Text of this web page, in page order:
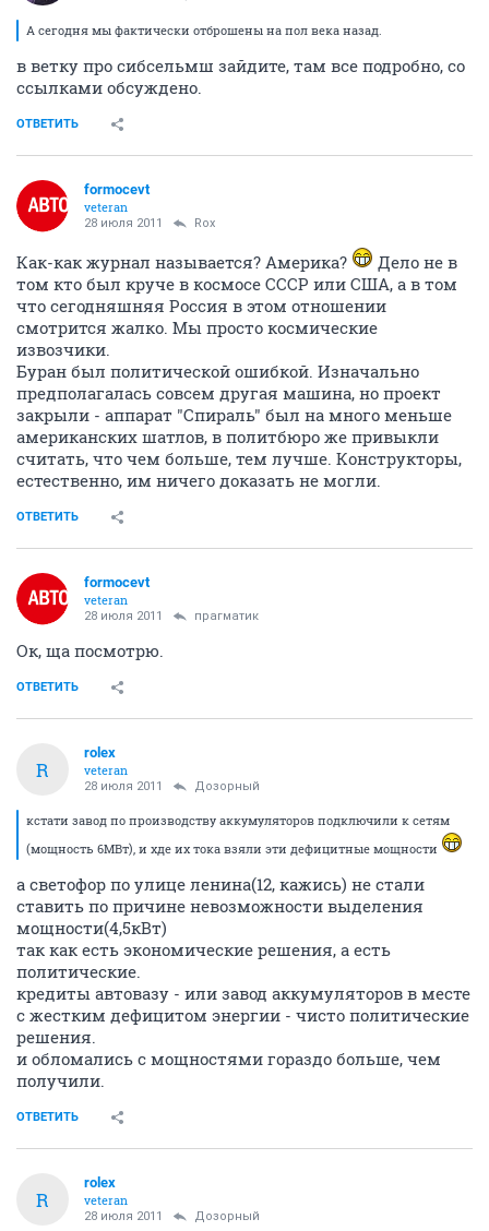
А сегодня мы фактически отброшены на пол века назад.
в ветку про сибсельмш зайдите, там все подробно, со
ссылками обсуждено.
ОТВЕТИТЬ
formocevt
veteran
28 июля 2011 Rox
Как-как журнал называется? Америка?
Дело не в
том кто был круче в космосе СССР или США, а в том
что сегодняшняя Россия в этом отношении
смотрится жалко. Мы просто космические
извозчики.
Буран был политической ошибкой. Изначально
предполагалась совсем другая машина, но проект
закрыли - аппарат "Спираль" был на много меньше
американских шатлов, в политбюро же привыкли
считать, что чем больше, тем лучше. Конструкторы,
естественно, им ничего доказать не могли.
ОТВЕТИТЬ
formocevt
veteran
28 июля 2011 прагматик
Ок, ща посмотрю.
ОТВЕТИТЬ
R
rolex
veteran
28 июля 2011 Дозорный
кстати завод по производству аккумуляторов подключили к сетям
(мощность 6МВт), и хде их тока взяли эти дефицитные мощности
а светофор по улице ленина(12, кажись) не стали
ставить по причине невозможности выделения
мощности(4,5кВт)
так как есть экономические решения, а есть
политические.
кредиты автовазу - или завод аккумуляторов в месте
с жестким дефицитом энергии - чисто политические
решения.
и обломались с мощностями гораздо больше, чем
получили.
ОТВЕТИТЬ
R
rolex
veteran
28 июля 2011 Дозорный